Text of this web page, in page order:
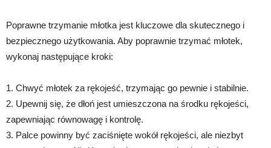
Poprawne trzymanie młotka jest kluczowe dla skutecznego i
bezpiecznego użytkowania. Aby poprawnie trzymać młotek,
wykonaj następujące kroki:
1. Chwyć młotek za rękojeść, trzymając go pewnie i stabilnie.
2. Upewnij się, że dłoń jest umieszczona na środku rękojeści,
zapewniając równowagę i kontrolę.
3. Palce powinny być zaciśnięte wokół rękojeści, ale niezbyt